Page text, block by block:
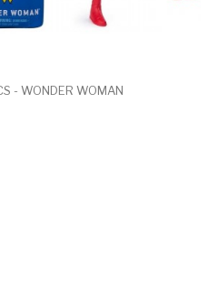
- WONDER WOMAN
ao carrinho